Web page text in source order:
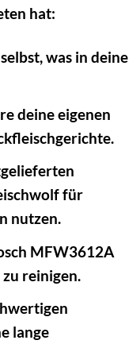
hat:
was in deine
deine eigenen
für
nutzen.
MFW3612A
reinigen.
lange